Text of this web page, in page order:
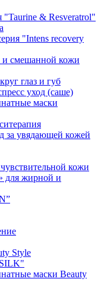
"Taurine & Resveratrol"
"Intens recovery
и смешанной кожи
глаз и губ
уход (саше)
маски
увядающей кожей
кожи
жирной и
Style
маски Beauty